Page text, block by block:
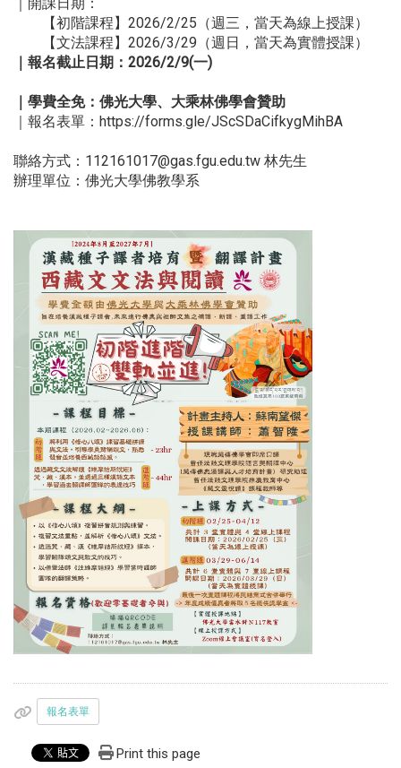
【初階課程】2026/2/25（週三，當天為線上授課）
【文法課程】2026/3/29（週日，當天為實體授課）
｜報名截止日期：2026/2/9(一)
｜學費全免：佛光大學、大乘林佛學會贊助
｜報名表單：https://forms.gle/JScSDaCifkygMihBA
聯絡方式：112161017@gas.fgu.edu.tw 林先生
辦理單位：佛光大學佛教學系
報名表單
Print this page